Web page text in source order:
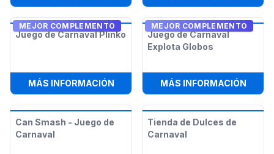
MEJOR COMPLEMENTO
Juego de Carnaval Plinko
MÁS INFORMACIÓN: JUEGO DE CARNAVAL PLINKO
MEJOR COMPLEMENTO
Juego de Carnaval
Explota Globos
MÁS INFORMACIÓN:
Can Smash - Juego de
Carnaval
Tienda de Dulces de
Carnaval